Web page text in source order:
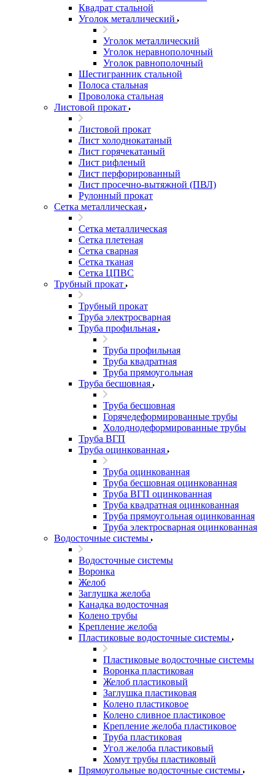
Квадрат стальной
Уголок металлический
Уголок металлический
Уголок неравнополочный
Уголок равнополочный
Шестигранник стальной
Полоса стальная
Проволока стальная
Листовой прокат
Листовой прокат
Лист холоднокатаный
Лист горячекатаный
Лист рифленый
Лист перфорированный
Лист просечно-вытяжной (ПВЛ)
Рулонный прокат
Сетка металлическая
Сетка металлическая
Сетка плетеная
Сетка сварная
Сетка тканая
Сетка ЦПВС
Трубный прокат
Трубный прокат
Труба электросварная
Труба профильная
Труба профильная
Труба квадратная
Труба прямоугольная
Труба бесшовная
Труба бесшовная
Горячедеформированные трубы
Холоднодеформированные трубы
Труба ВГП
Труба оцинкованная
Труба оцинкованная
Труба бесшовная оцинкованная
Труба ВГП оцинкованная
Труба квадратная оцинкованная
Труба прямоугольная оцинкованная
Труба электросварная оцинкованная
Водосточные системы
Водосточные системы
Воронка
Желоб
Заглушка желоба
Канадка водосточная
Колено трубы
Крепление желоба
Пластиковые водосточные системы
Пластиковые водосточные системы
Воронка пластиковая
Желоб пластиковый
Заглушка пластиковая
Колено пластиковое
Колено сливное пластиковое
Крепление желоба пластиковое
Труба пластиковая
Угол желоба пластиковый
Хомут трубы пластиковый
Прямоугольные водосточные системы